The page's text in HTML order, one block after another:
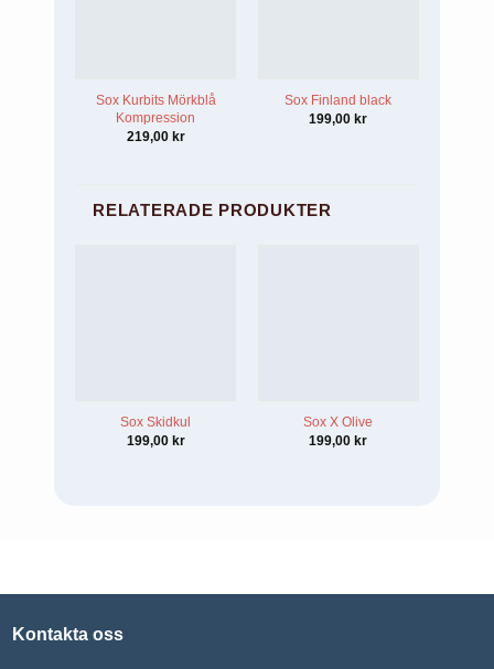
Sox Kurbits Mörkblå
Kompression
219,00 kr
Sox Finland black
199,00 kr
RELATERADE PRODUKTER
Sox Skidkul
199,00 kr
Sox X Olive
199,00 kr
Kontakta oss